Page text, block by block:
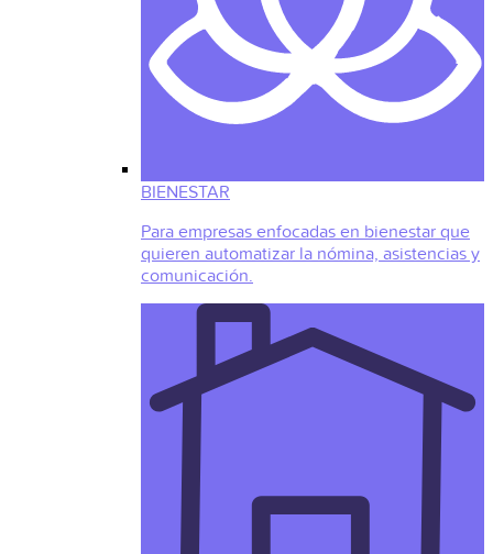
BIENESTAR
Para empresas enfocadas en bienestar que
quieren automatizar la nómina, asistencias y
comunicación.